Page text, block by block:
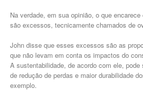
Na verdade, em sua opinião, o que
são excessos, tecnicamente chamados de
John disse que esses excessos são as
que não levam em conta os impactos do
A sustentabilidade, de acordo com ele, pode
de redução de perdas e maior durabilidade
exemplo.